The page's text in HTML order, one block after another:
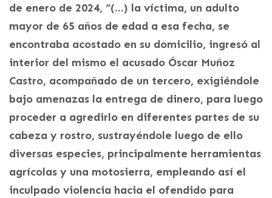
de enero de 2024, “(…) la víctima, un adulto
mayor de 65 años de edad a esa fecha, se
encontraba acostado en su domicilio, ingresó al
interior del mismo el acusado Óscar Muñoz
Castro, acompañado de un tercero, exigiéndole
bajo amenazas la entrega de dinero, para luego
proceder a agredirlo en diferentes partes de su
cabeza y rostro, sustrayéndole luego de ello
diversas especies, principalmente herramientas
agrícolas y una motosierra, empleando así el
inculpado violencia hacia el ofendido para